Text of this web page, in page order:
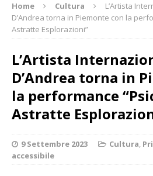
Home Cultura
L’Artista
D’Andrea torna in Piemonte con la
Astratte Esplorazioni”
L’Artista
D’Andrea torna in
la performance
Astratte
9 Settembre 2023 Cultura,
accessibile